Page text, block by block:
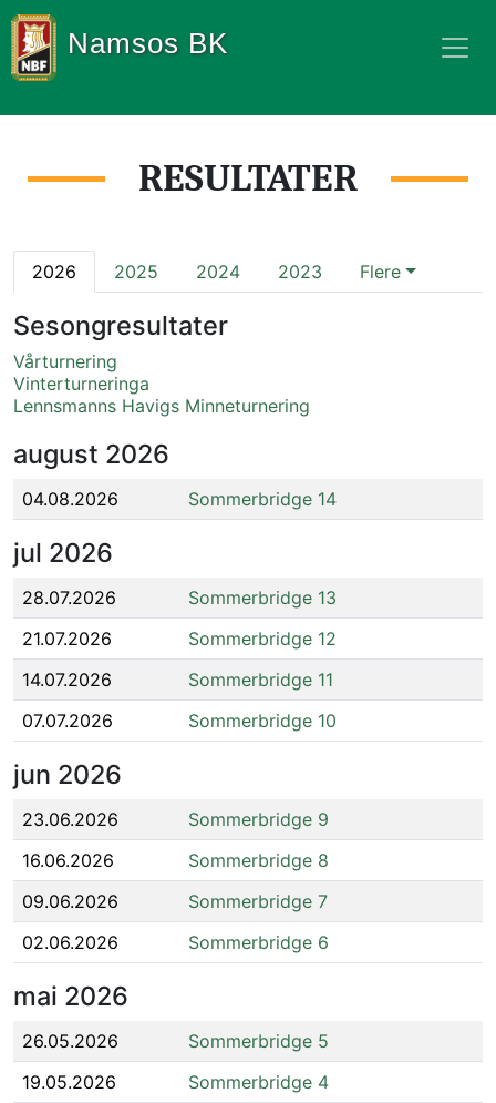
Namsos BK
RESULTATER
2026 2025 2024 2023 Flere
Sesongresultater
Vårturnering
Vinterturneringa
Lennsmanns Havigs Minneturnering
august 2026
04.08.2026 Sommerbridge 14
jul 2026
28.07.2026
Sommerbridge 13
21.07.2026
Sommerbridge 12
14.07.2026
Sommerbridge 11
07.07.2026
Sommerbridge 10
jun 2026
23.06.2026
Sommerbridge 9
16.06.2026
Sommerbridge 8
09.06.2026
Sommerbridge 7
02.06.2026
Sommerbridge 6
mai 2026
26.05.2026
Sommerbridge 5
19.05.2026
Sommerbridge 4